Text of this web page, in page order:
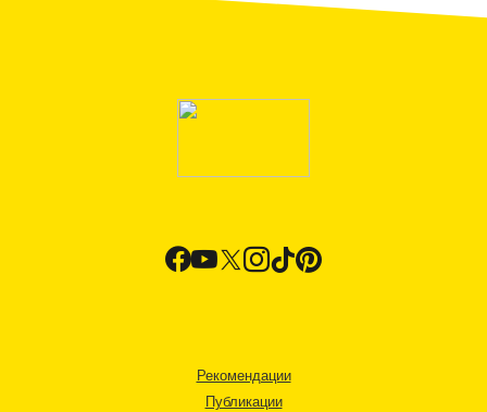
Рекомендации
Публикации